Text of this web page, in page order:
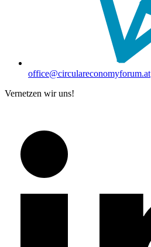
office@circulareconomyforum.at
Vernetzen wir uns!